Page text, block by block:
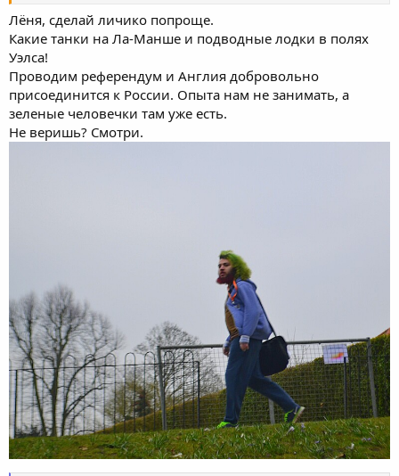
Лёня, сделай личико попроще.
Какие танки на Ла-Манше и подводные лодки в полях
Уэлса!
Проводим референдум и Англия добровольно
присоединится к России. Опыта нам не занимать, а
зеленые человечки там уже есть.
Не веришь? Смотри.